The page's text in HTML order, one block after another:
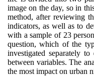
image on the day, so in
method, after reviewing
indicators, as well as to
with a sample of 23
question, which of the
investigated separately
between variables. The
the most impact on urban